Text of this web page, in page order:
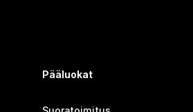
Pääluokat